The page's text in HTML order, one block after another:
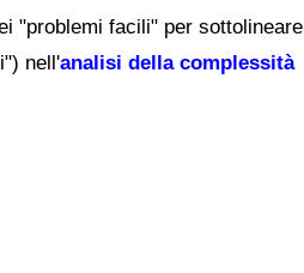
"problemi facili" per sottolineare
nell'analisi della complessità